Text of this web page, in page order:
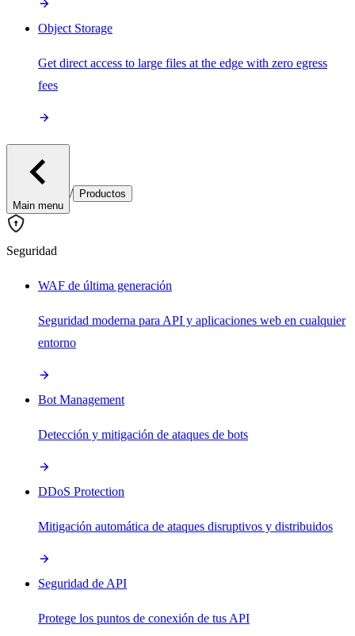
Object Storage
Get direct access to large files at the edge with zero egress
fees
Main menu
/ Productos
Seguridad
WAF de última generación
Seguridad moderna para API y aplicaciones web en cualquier
entorno
Bot Management
Detección y mitigación de ataques de bots
DDoS Protection
Mitigación automática de ataques disruptivos y distribuidos
Seguridad de API
Protege los puntos de conexión de tus API